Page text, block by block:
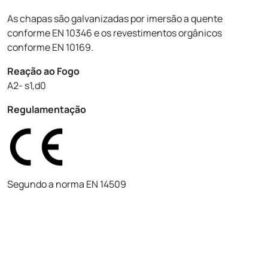
As chapas são galvanizadas por imersão a quente
conforme EN 10346 e os revestimentos orgânicos
conforme EN 10169.
Reação ao Fogo
A2- s1,d0
Regulamentação
Segundo a norma EN 14509